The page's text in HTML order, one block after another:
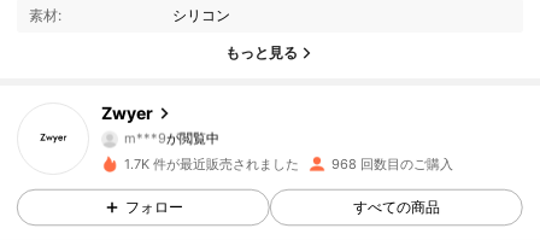
素材: シリコン
もっと見る
Zwyer
m***9が閲覧中
4.77
344 フォロワー
4.77
1.7K 件が最近販売されました 968 回数目のご購入
フォロー すべての商品